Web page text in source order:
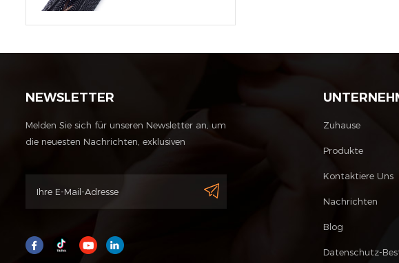
NEWSLETTER
Melden Sie sich für unseren Newsletter an, um
die neuesten Nachrichten, exklusiven
Zuhause
Produkte
Kontaktiere Uns
Nachrichten
Blog
Datenschutz-